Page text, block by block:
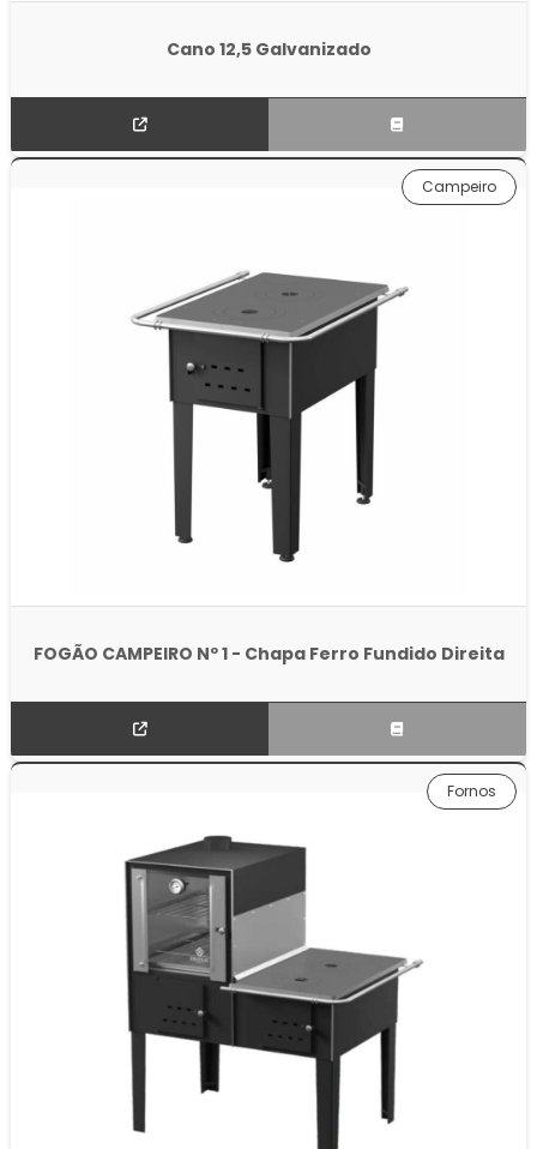
Cano 12,5 Galvanizado
FOGÃO CAMPEIRO Nº 1 - Chapa Ferro Fundido Direita
Campeiro
Fornos